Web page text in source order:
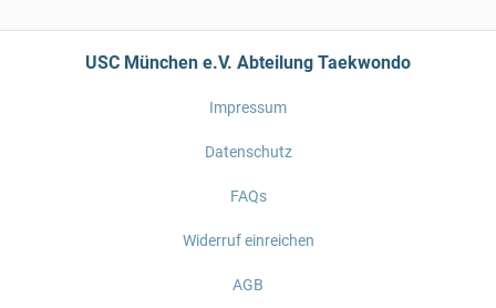
USC München e.V. Abteilung Taekwondo
Impressum
Datenschutz
FAQs
Widerruf einreichen
AGB